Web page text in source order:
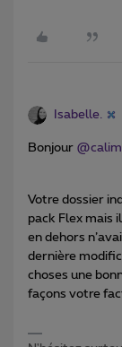
Isabelle.
Bonjour
Votre dossier
pack Flex mais
en dehors
dernière
choses une
façons votre